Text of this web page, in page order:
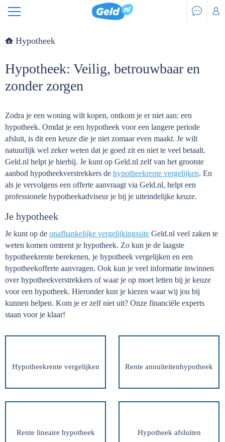
Hypotheek
Hypotheek: Veilig, betrouwbaar en
zonder zorgen
Zodra je een woning wilt kopen, ontkom je er niet aan: een
hypotheek. Omdat je een hypotheek voor een langere periode
afsluit, is dit een keuze die je niet zomaar even maakt. Je wilt
natuurlijk wel zeker weten dat je goed zit en niet te veel betaalt.
Geld.nl helpt je hierbij. Je kunt op Geld.nl zelf van het grootste
aanbod hypotheekverstrekkers de hypotheekrente vergelijken. En
als je vervolgens een offerte aanvraagt via Geld.nl, helpt een
professionele hypotheekadviseur je bij je uiteindelijke keuze.
Je hypotheek
Je kunt op de onafhankelijke vergelijkingssite Geld.nl veel zaken te
weten komen omtrent je hypotheek. Zo kun je de laagste
hypotheekrente berekenen, je hypotheek vergelijken en een
hypotheekofferte aanvragen. Ook kun je veel informatie inwinnen
over hypotheekverstrekkers of waar je op moet letten bij je keuze
voor een hypotheek. Hieronder kun je kiezen waar wij jou bij
kunnen helpen. Kom je er zelf niet uit? Onze financiële experts
staan voor je klaar!
Hypotheekrente vergelijken Rente annuïteitenhypotheek
Rente lineaire hypotheek Hypotheek afsluiten